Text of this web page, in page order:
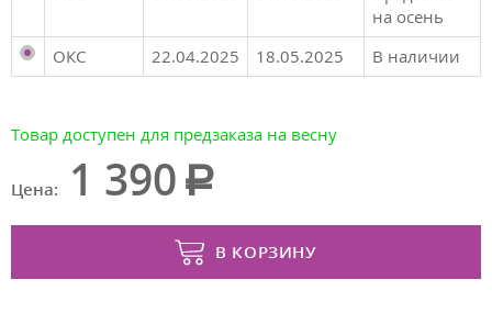
на осень
ОКС
22.04.2025 18.05.2025 В наличии
Товар доступен для предзаказа на весну
Цена: 1 390
В КОРЗИНУ